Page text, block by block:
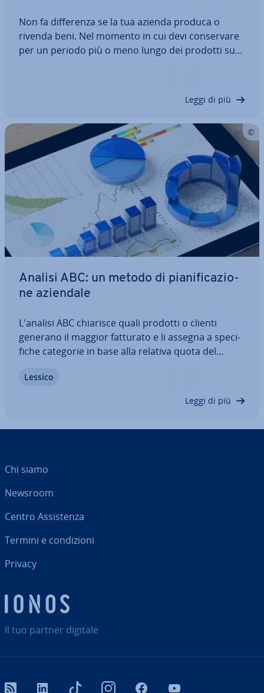
Non fa dif­fe­ren­za se la tua azienda produca o
rivenda beni. Nel momento in cui devi con­ser­va­re
per un periodo più o meno lungo dei prodotti sugli
Leggi di più
Analisi ABC: un metodo di pia­ni­fi­ca­zio­
ne aziendale
L'analisi ABC chiarisce quali prodotti o clienti
generano il maggior fatturato e li assegna a spe­ci­
fi­che categorie in base alla relativa quota del
dua­re a colpo d'occhio quali posizioni sono molto
Lessico
Leggi di più
Il tuo partner digitale
Chi siamo
Newsroom
Centro As­si­sten­za
Termini e con­di­zio­ni
Privacy
RSS LinkedIn tiktok InstagramFacebook